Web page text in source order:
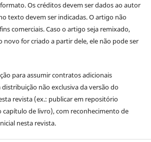
Os créditos devem ser dados ao autor
texto devem ser indicadas. O artigo não
comerciais. Caso o artigo seja remixado,
for criado a partir dele, ele não pode ser
para assumir contratos adicionais
não exclusiva da versão do
revista (ex.: publicar em repositório
de livro), com reconhecimento de
nesta revista.